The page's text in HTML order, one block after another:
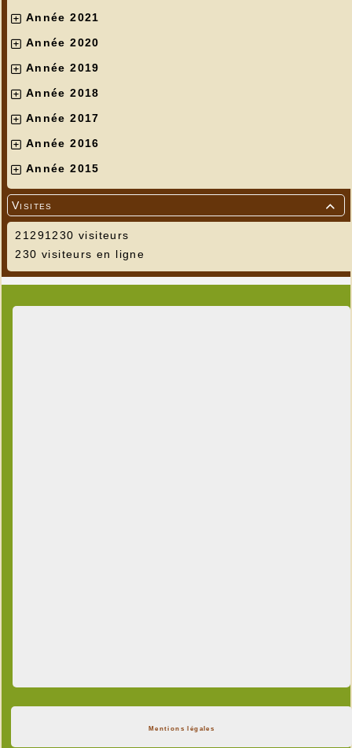
Année 2021
Année 2020
Année 2019
Année 2018
Année 2017
Année 2016
Année 2015

Visites
21291230 visiteurs
230 visiteurs en ligne
Mentions légales